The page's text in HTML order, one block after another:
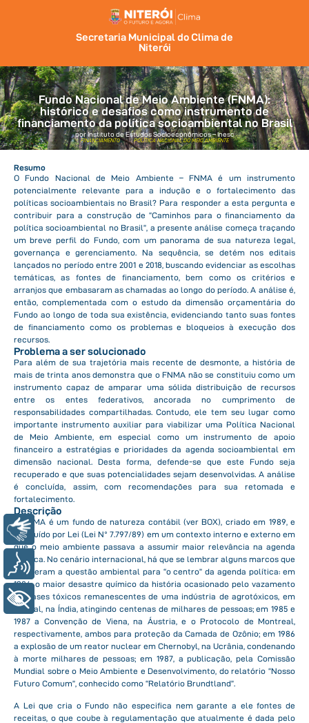
Secretaria Municipal do Clima de
Niterói
Fundo Nacional de Meio Ambiente (FNMA):
histórico e desafios como instrumento de
financiamento da política socioambiental no Brasil
por Instituto de Estudos Socioeconômicos – Inesc
FINANCIAMENTO POLÍTICA NACIONAL DO MEIO AMBIENTE
Resumo
O Fundo Nacional de Meio Ambiente – FNMA é um instrumento
potencialmente relevante para a indução e o fortalecimento das
políticas socioambientais no Brasil? Para responder a esta pergunta e
contribuir para a construção de “Caminhos para o financiamento da
política socioambiental no Brasil”, a presente análise começa traçando
um breve perfil do Fundo, com um panorama de sua natureza legal,
governança e gerenciamento. Na sequência, se detém nos editais
lançados no período entre 2001 e 2018, buscando evidenciar as escolhas
temáticas, as fontes de financiamento, bem como os critérios e
arranjos que embasaram as chamadas ao longo do período. A análise é,
então, complementada com o estudo da dimensão orçamentária do
Fundo ao longo de toda sua existência, evidenciando tanto suas fontes
de financiamento como os problemas e bloqueios à execução dos
recursos.
Problema a ser solucionado
Para além de sua trajetória mais recente de desmonte, a história de
mais de trinta anos demonstra que o FNMA não se constituiu como um
instrumento capaz de amparar uma sólida distribuição de recursos
entre os entes federativos, ancorada no cumprimento de
responsabilidades compartilhadas. Contudo, ele tem seu lugar como
importante instrumento auxiliar para viabilizar uma Política Nacional
de Meio Ambiente, em especial como um instrumento de apoio
financeiro a estratégias e prioridades da agenda socioambiental em
dimensão nacional. Desta forma, defende-se que este Fundo seja
recuperado e que suas potencialidades sejam desenvolvidas. A análise
é concluída, assim, com recomendações para sua retomada e
fortalecimento.
Descrição
O FNMA é um fundo de natureza contábil (ver BOX), criado em 1989, e
instituído por Lei (Lei N° 7.797/89) em um contexto interno e externo em
que o meio ambiente passava a assumir maior relevância na agenda
política. No cenário internacional, há que se lembrar alguns marcos que
trouxeram a questão ambiental para “o centro” da agenda política: em
1984, o maior desastre químico da história ocasionado pelo vazamento
de gases tóxicos remanescentes de uma indústria de agrotóxicos, em
Bhopal, na Índia, atingindo centenas de milhares de pessoas; em 1985 e
1987 a Convenção de Viena, na Áustria, e o Protocolo de Montreal,
respectivamente, ambos para proteção da Camada de Ozônio; em 1986
a explosão de um reator nuclear em Chernobyl, na Ucrânia, condenando
à morte milhares de pessoas; em 1987, a publicação, pela Comissão
Mundial sobre o Meio Ambiente e Desenvolvimento, do relatório “Nosso
Futuro Comum”, conhecido como “Relatório Brundtland”.
A Lei que cria o Fundo não especifica nem garante a ele fontes de
receitas, o que coube à regulamentação que atualmente é dada pelo
Libras
Voz
+ Acessibilidade